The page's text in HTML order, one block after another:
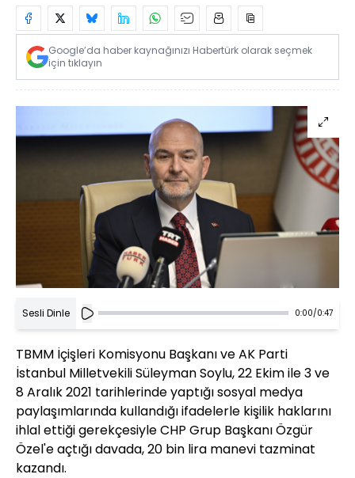
Google’da haber kaynağınızı Habertürk olarak seçmek
için tıklayın
Sesli Dinle 0:00/0:47
TBMM İçişleri Komisyonu Başkanı ve AK Parti
İstanbul Milletvekili Süleyman Soylu, 22 Ekim ile 3 ve
8 Aralık 2021 tarihlerinde yaptığı sosyal medya
paylaşımlarında kullandığı ifadelerle kişilik haklarını
ihlal ettiği gerekçesiyle CHP Grup Başkanı Özgür
Özel'e açtığı davada, 20 bin lira manevi tazminat
kazandı.